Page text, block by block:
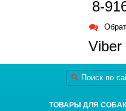
8-
Viber
ТОВАРЫ ДЛЯ СОБАК